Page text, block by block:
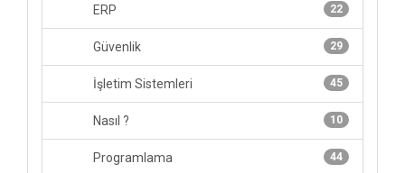
22
ERP
29
Güvenlik
45
İşletim Sistemleri
10
Nasıl ?
44
Programlama